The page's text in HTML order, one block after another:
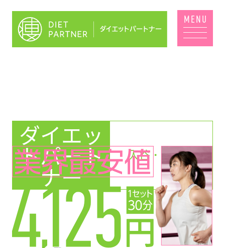
ダイエッ
トパート
ナー
入谷・鶯谷店